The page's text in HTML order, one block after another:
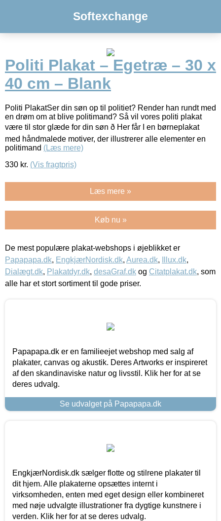
Softexchange
Politi Plakat – Egetræ – 30 x
40 cm – Blank
Politi PlakatSer din søn op til politiet? Render han rundt med
en drøm om at blive politimand? Så vil vores politi plakat
være til stor glæde for din søn ð Her får I en børneplakat
med håndmalede motiver, der illustrerer alle elementer en
politimand (Læs mere)
330 kr. (Vis fragtpris)
Læs mere »
Køb nu »
De mest populære plakat-webshops i øjeblikket er
Papapapa.dk, EngkjærNordisk.dk, Aurea.dk, Illux.dk,
Dialægt.dk, Plakatdyr.dk, desaGraf.dk og Citatplakat.dk, som
alle har et stort sortiment til gode priser.
Papapapa.dk er en familieejet webshop med salg af
plakater, canvas og akustik. Deres Artworks er inspireret
af den skandinaviske natur og livsstil. Klik her for at se
deres udvalg.
Se udvalget på Papapapa.dk
EngkjærNordisk.dk sælger flotte og stilrene plakater til
dit hjem. Alle plakaterne opsættes internt i
virksomheden, enten med eget design eller kombineret
med nøje udvalgte illustrationer fra dygtige kunstnere i
verden. Klik her for at se deres udvalg.